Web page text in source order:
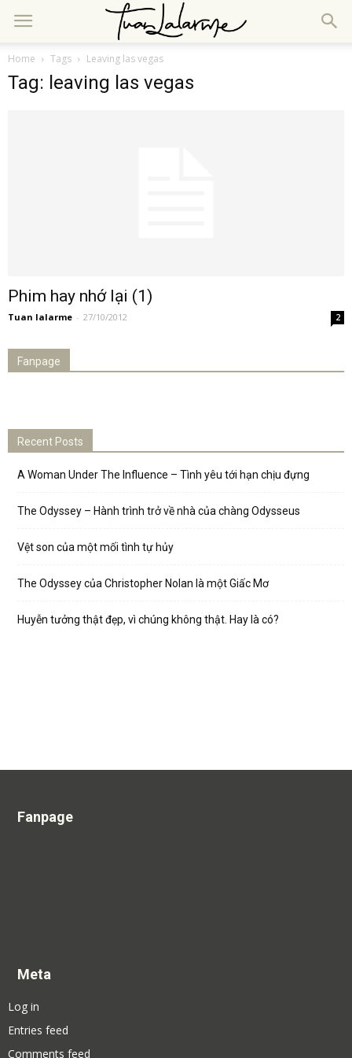
Home Tags Leaving las vegas
Tag: leaving las vegas
Phim hay nhớ lại (1)
Tuan lalarme - 27/10/2012 2
Fanpage
Recent Posts
A Woman Under The Influence – Tình yêu tới hạn chịu đựng
The Odyssey – Hành trình trở về nhà của chàng Odysseus
Vệt son của một mối tình tự hủy
The Odyssey của Christopher Nolan là một Giấc Mơ
Huyễn tưởng thật đẹp, vì chúng không thật. Hay là có?
Fanpage
Meta
Log in
Entries feed
Comments feed